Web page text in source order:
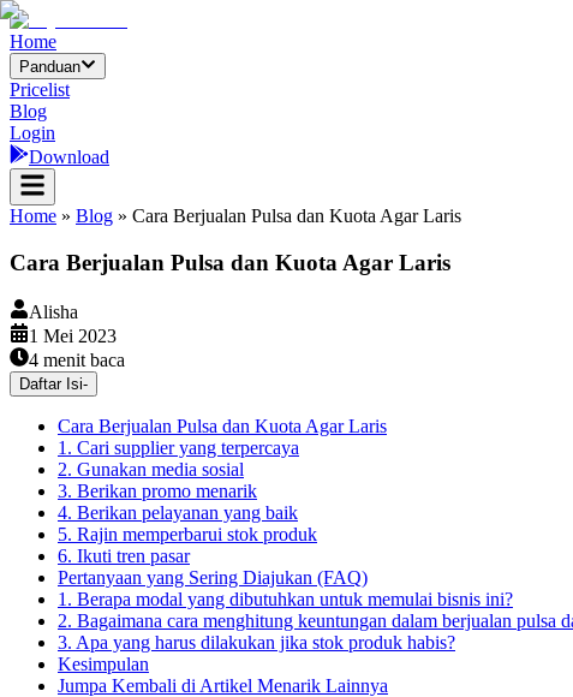
Home
Panduan
Pricelist
Blog
Login
Download
Home » Blog » Cara Berjualan Pulsa dan Kuota Agar Laris
Cara Berjualan Pulsa dan Kuota Agar Laris
Alisha
1 Mei 2023
4 menit baca
Daftar Isi-
Cara Berjualan Pulsa dan Kuota Agar Laris
1. Cari supplier yang terpercaya
2. Gunakan media sosial
3. Berikan promo menarik
4. Berikan pelayanan yang baik
5. Rajin memperbarui stok produk
6. Ikuti tren pasar
Pertanyaan yang Sering Diajukan (FAQ)
1. Berapa modal yang dibutuhkan untuk memulai bisnis ini?
2. Bagaimana cara menghitung keuntungan dalam berjualan pulsa
3. Apa yang harus dilakukan jika stok produk habis?
Kesimpulan
Jumpa Kembali di Artikel Menarik Lainnya